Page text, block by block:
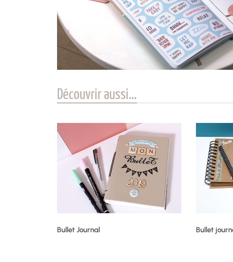
Découvrir aussi…
Bullet Journal Bullet